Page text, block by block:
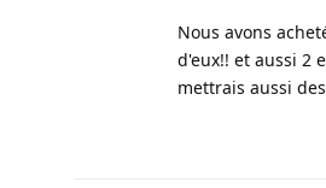
Nous avons
d'eux!! et aussi 2
mettrais aussi